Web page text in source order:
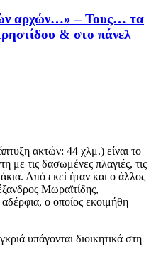
αρχών…» – Τους… τα
& στο πάνελ
ακτών: 44 χλμ.) είναι το
με τις δασωμένες πλαγιές, τις
Από εκεί ήταν και ο άλλος
Μωραϊτίδης,
ο οποίος εκοιμήθη
υπάγονται διοικητικά στη